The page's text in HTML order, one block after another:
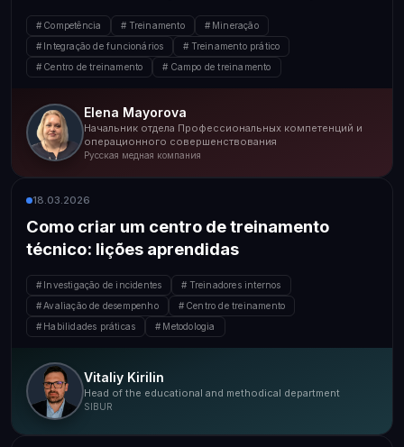
formação obrigatória
Competência Treinamento
Mineração
Integração de funcionários
Treinamento prático
Centro de treinamento
Campo de treinamento
Elena Mayorova
Начальник отдела Профессиональных компетенций и
операционного совершенствования
Русская медная компания
18.03.2026
Como criar um centro de treinamento
técnico: lições aprendidas
Investigação de incidentes
Treinadores internos
Avaliação de desempenho
Centro de treinamento
Habilidades práticas
Metodologia
Vitaliy Kirilin
Head of the educational and methodical department
SIBUR